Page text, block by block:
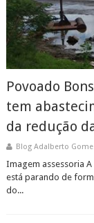
Povoado
tem
da redução
Blog Adalberto
Imagem assessoria
está parando de
do...